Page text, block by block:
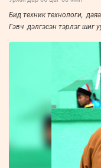
Бид техник технологи,
Гэвч дэлгэсэн тэрлэг шиг